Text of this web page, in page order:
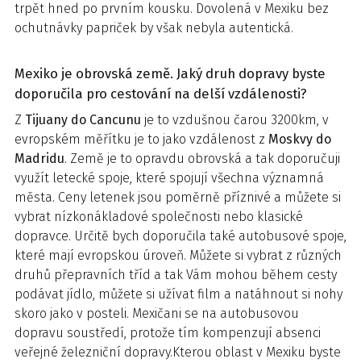
trpět hned po prvním kousku. Dovolená v Mexiku bez
ochutnávky papriček by však nebyla autentická.
Mexiko je obrovská země. Jaký druh dopravy byste
doporučila pro cestování na delší vzdálenosti?
Z Tijuany do Cancunu je to vzdušnou čarou 3200km, v
evropském měřítku je to jako vzdálenost z Moskvy do
Madridu. Země je to opravdu obrovská a tak doporučuji
využít letecké spoje, které spojují všechna významná
města. Ceny letenek jsou poměrně příznivé a můžete si
vybrat nízkonákladové společnosti nebo klasické
dopravce. Určitě bych doporučila také autobusové spoje,
které mají evropskou úroveň. Můžete si vybrat z různých
druhů přepravních tříd a tak Vám mohou během cesty
podávat jídlo, můžete si užívat film a natáhnout si nohy
skoro jako v posteli. Mexičani se na autobusovou
dopravu soustředí, protože tím kompenzují absenci
veřejné železniční dopravy.Kterou oblast v Mexiku byste